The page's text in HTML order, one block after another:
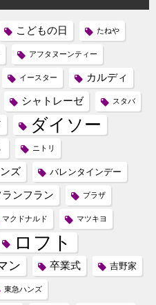
こどもの日 たねや
アフタヌーンティー
イースター カルディ
シャトレーゼ スタバ
ダイソー
ニトリ
ズ バレンタインデー
ランフラン プラザ
マクドナルド マツキヨ
ロフト
ン 卒業式 吉野家
東急ハンズ